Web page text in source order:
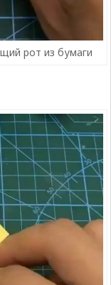
рот из бумаги